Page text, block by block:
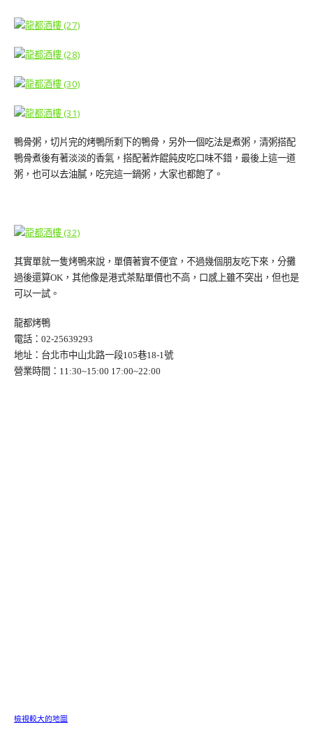
鴨骨粥，切片完的烤鴨所剩下的鴨骨，另外一個吃法是煮粥，清粥搭配
鴨骨煮後有著淡淡的香氣，搭配著炸餛飩皮吃口味不錯，最後上這一道
粥，也可以去油膩，吃完這一鍋粥，大家也都飽了。
其實單就一隻烤鴨來說，單價著實不便宜，不過幾個朋友吃下來，分攤
過後還算OK，其他像是港式茶點單價也不高，口感上雖不突出，但也是
可以一試。
龍都烤鴨
電話：02-25639293
地址：台北市中山北路一段105巷18-1號
營業時間：11:30~15:00 17:00~22:00
檢視較大的地圖